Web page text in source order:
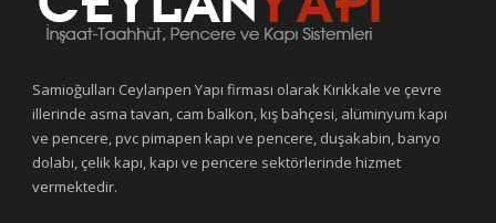
Samioğulları Ceylanpen Yapı firması olarak Kırıkkale ve çevre
illerinde asma tavan, cam balkon, kış bahçesi, alüminyum kapı
ve pencere, pvc pimapen kapı ve pencere, duşakabin, banyo
dolabı, çelik kapı, kapı ve pencere sektörlerinde hizmet
vermektedir.